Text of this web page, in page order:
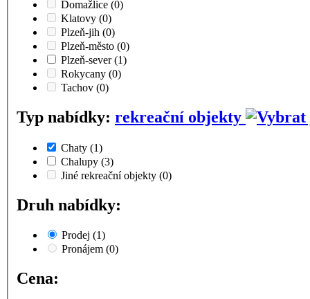
Domažlice (0)
Klatovy (0)
Plzeň-jih (0)
Plzeň-město (0)
Plzeň-sever(1)
Rokycany (0)
Tachov (0)
Typ nabídky: rekreační objekty
Chaty (1)
Chalupy (3)
Jiné rekreační objekty (0)
Druh nabídky:
Prodej (1)
Pronájem (0)
Cena: